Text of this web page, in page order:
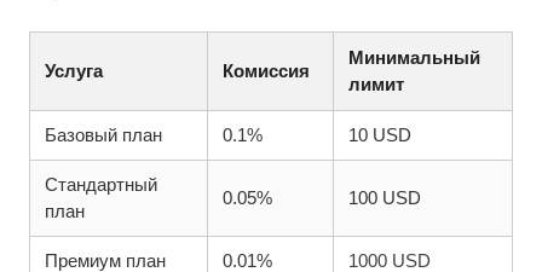
Услуга Комиссия
Минимальный
лимит
Базовый план 0.1% 10 USD
Стандартный
план
0.05% 100 USD
Премиум план 0.01% 1000 USD